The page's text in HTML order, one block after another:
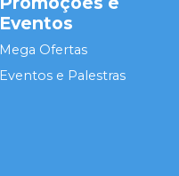
Eventos
Mega Ofertas
Eventos e Palestras